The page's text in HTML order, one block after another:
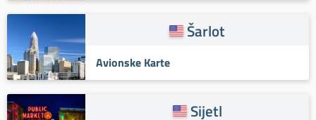
Šarlot
Avionske Karte
Sijetl